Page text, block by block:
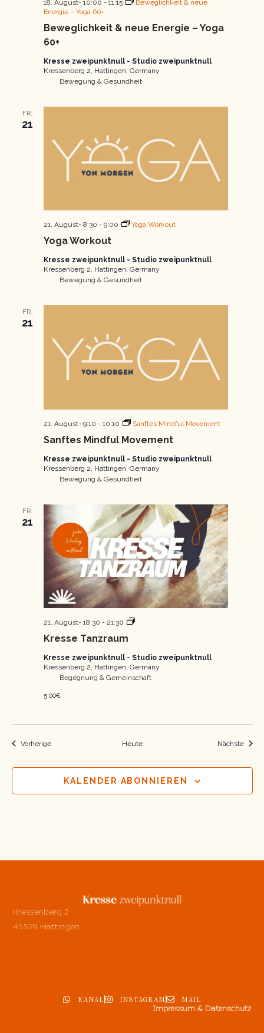
Beweglichkeit & neue Energie – Yoga
60+
18. August- 10:00 - 11:15
Beweglichkeit & neue
Energie – Yoga 60+
Kresse zweipunktnull - Studio zweipunktnull
Kressenberg 2, Hattingen, Germany
Bewegung & Gesundheit
FR.
21
Yoga Workout
21. August- 8:30 - 9:00 Yoga Workout
Kresse zweipunktnull - Studio zweipunktnull
Kressenberg 2, Hattingen, Germany
Bewegung & Gesundheit
FR.
21
Sanftes Mindful Movement
21. August- 9:10 - 10:10 Sanftes Mindful Movement
Kresse zweipunktnull - Studio zweipunktnull
Kressenberg 2, Hattingen, Germany
Bewegung & Gesundheit
FR.
21
Kresse Tanzraum
21. August- 18:30 - 21:30
Kresse
Kresse zweipunktnull - Studio zweipunktnull
Kressenberg 2, Hattingen, Germany
Begegnung & Gemeinschaft
5.00€
VorherigeVeranstaltungen Heute Nächste
KALENDER ABONNIEREN
Kressenberg 2
45529 Hattingen
KANAL INSTAGRAM MAIL
Impressum & Datenschutz